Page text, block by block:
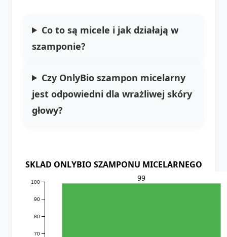
Co to są micele i jak działają w
szamponie?
Czy OnlyBio szampon micelarny
jest odpowiedni dla wrażliwej skóry
głowy?
SKLAD ONLYBIO SZAMPONU MICELARNEGO
70
80
90
100 99